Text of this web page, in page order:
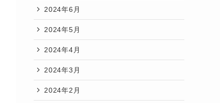
2024年6月
2024年5月
2024年4月
2024年3月
2024年2月